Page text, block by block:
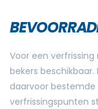
Voor een
bekers
daarvoor bestemde
verfrissingspunten